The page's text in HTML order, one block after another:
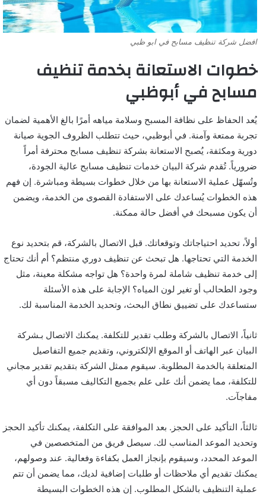
افضل شركة تنظيف مسابح في ابو ظبي
خطوات الاستعانة بخدمة تنظيف
مسابح في أبوظبي
يُعد الحفاظ على نظافة المسبح وسلامة مياهه أمرًا بالغ الأهمية لضمان
تجربة ممتعة وآمنة. في أبوظبي، حيث تتطلب الظروف الجوية صيانة
دورية ومكثفة، يُصبح الاستعانة بشركة تنظيف مسابح محترفة أمراً
ضرورياً. تُقدم شركة البيان خدمات تنظيف مسابح عالية الجودة،
وتُسهّل عملية الاستعانة بها من خلال خطوات بسيطة ومباشرة. إن فهم
هذه الخطوات يُساعدك على الاستفادة القصوى من الخدمة، ويضمن
أن يكون مسبحك في أفضل حالة ممكنة.
أولاً، تحديد احتياجاتك وتوقعاتك. قبل الاتصال بالشركة، قم بتحديد نوع
الخدمة التي تحتاجها. هل تبحث عن تنظيف دوري منتظم؟ أم أنك تحتاج
إلى خدمة تنظيف شاملة لمرة واحدة؟ هل تواجه مشكلة معينة، مثل
وجود الطحالب أو تغير لون المياه؟ الإجابة على هذه الأسئلة
ستساعدك على تضييق نطاق البحث، وتحديد الخدمة المناسبة لك.
ثانياً، الاتصال بالشركة وطلب تقدير للتكلفة. يمكنك الاتصال بـشركة
البيان عبر الهاتف أو الموقع الإلكتروني، وتقديم جميع التفاصيل
المتعلقة بالخدمة المطلوبة. سيقوم ممثل الشركة بتقديم تقدير مجاني
للتكلفة، مما يضمن أنك على علم بجميع التكاليف مسبقاً دون أي
مفاجآت.
ثالثاً، التأكيد على الحجز. بعد الموافقة على التكلفة، يمكنك تأكيد الحجز
وتحديد الموعد المناسب لك. سيصل فريق من المتخصصين في
الموعد المحدد، وسيقوم بإنجاز العمل بكفاءة وفعالية. عند وصولهم،
يمكنك تقديم أي ملاحظات أو طلبات إضافية لديك، مما يضمن أن تتم
عملية التنظيف بالشكل المطلوب. إن هذه الخطوات البسيطة